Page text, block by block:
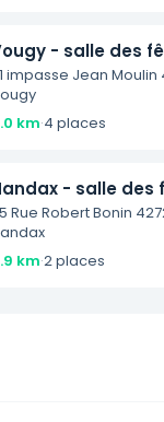
- salle des
impasse Jean
km·4 places
- salle des
Rue Robert Bonin
km·2 places